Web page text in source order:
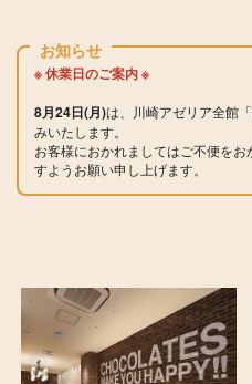
お知らせ
※ 休業日のご案内 ※
8月24日(月)は、川崎アゼリア全館
みいたします。
お客様におかれましてはご不便を
すようお願い申し上げます。